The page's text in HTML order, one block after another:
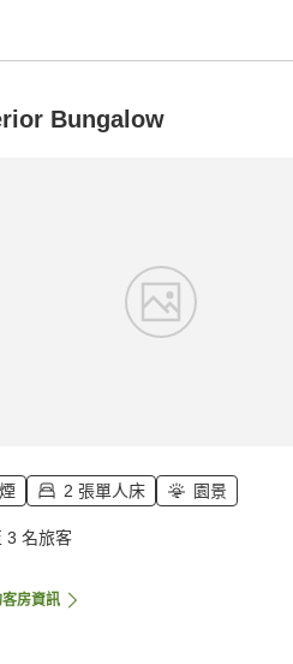
Bungalow
2 張單人床 園景
3 名旅客
房資訊